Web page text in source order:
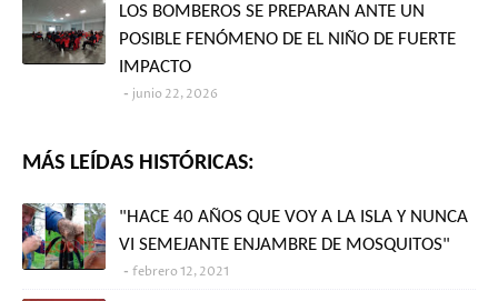
LOS BOMBEROS SE PREPARAN ANTE UN
POSIBLE FENÓMENO DE EL NIÑO DE FUERTE
IMPACTO
junio 22, 2026
MÁS LEÍDAS HISTÓRICAS:
"HACE 40 AÑOS QUE VOY A LA ISLA Y NUNCA
VI SEMEJANTE ENJAMBRE DE MOSQUITOS"
febrero 12, 2021